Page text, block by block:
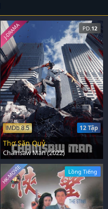
PD. 12
12 Tập
IMDb 8.5
J-DRAMA
Thợ Săn Quỷ
Chainsaw Man (2022)
Lồng Tiếng
HK-MOVIE